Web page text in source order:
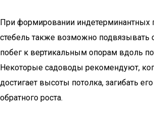
При формировании индетерминантных
стебель также возможно подвязывать
побег к вертикальным опорам вдоль
Некоторые садоводы рекомендуют,
достигает высоты потолка, загибать
обратного роста.